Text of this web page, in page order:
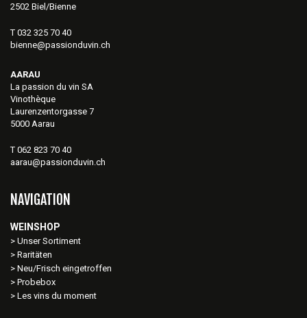
2502 Biel/Bienne
T 032 325 70 40
bienne@passionduvin.ch
AARAU
La passion du vin SA
Vinothèque
Laurenzentorgasse 7
5000 Aarau
T 062 823 70 40
aarau@passionduvin.ch
NAVIGATION
WEINSHOP
Unser Sortiment
Raritäten
Neu/Frisch eingetroffen
Probebox
Les vins du moment